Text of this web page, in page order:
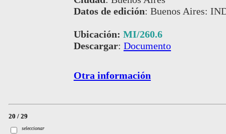
Datos de edición: Buenos Aires:
Ubicación: MI/260.6
Descargar: Documento
Otra información
20 / 29
seleccionar